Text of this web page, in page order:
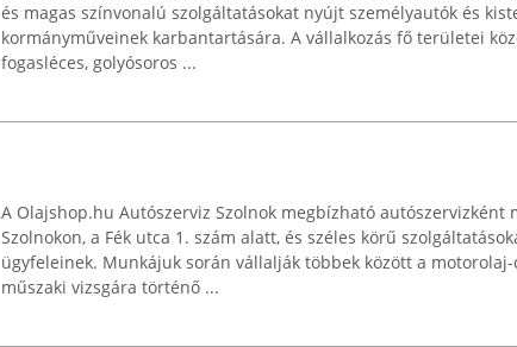
és magas színvonalú szolgáltatásokat nyújt személyautók és
kormányműveinek karbantartására. A vállalkozás fő területei
fogasléces, golyósoros ...
A Olajshop.hu Autószerviz Szolnok megbízható autószervizként
Szolnokon, a Fék utca 1. szám alatt, és széles körű
ügyfeleinek. Munkájuk során vállalják többek között a motorolaj-
műszaki vizsgára történő ...